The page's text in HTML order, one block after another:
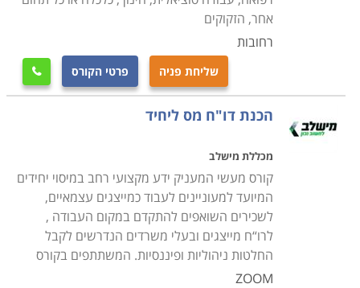
אחר, הזקוקים
רחובות
שליחת פניה פרטי הקורס 
הכנת דו"ח מס ליחיד
מכללת מישלב
קורס מעשי המעניק ידע מקצועי רחב במיסוי יחידים
המיועד למעוניינים לעבוד כמייצגים עצמאיים,
לשכירים השואפים להתקדם במקום העבודה ,
לרו“ח מייצגים ובעלי משרדים הנדרשים לקבל
החלטות ניהוליות ופיננסיות. המשתתפים בקורס
ZOOM